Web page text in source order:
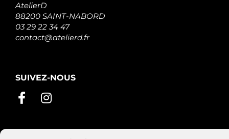
AtelierD
88200 SAINT-NABORD
03 29 22 34 47
contact@atelierd.fr
SUIVEZ-NOUS